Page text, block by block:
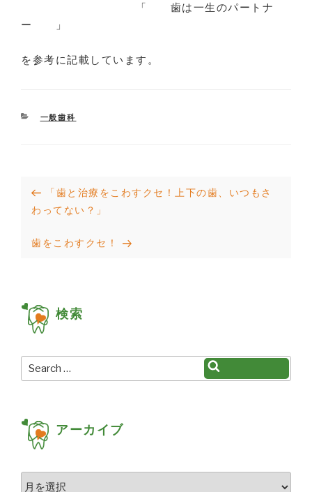
「 歯は一生のパートナ
ー 」
を参考に記載しています。
CATEGORIES
一般歯科
投
稿
ナ
ー
シ
ン
Previous
Post
「歯と治療をこわすクセ！上下の歯、いつもさ
わってない？」
Next
歯をこわすクセ！
検索
Search
for:
アーカイブ
ア